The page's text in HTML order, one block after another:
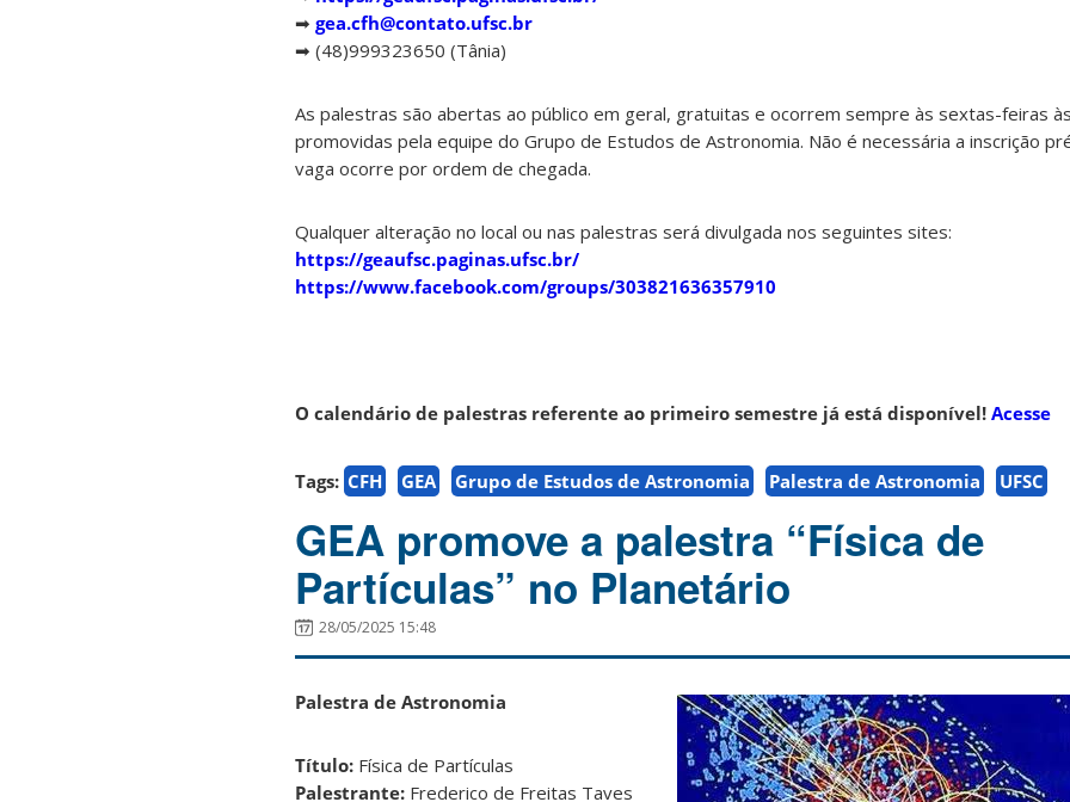
➡ gea.cfh@contato.ufsc.br
➡ (48)999323650 (Tânia)
As palestras são abertas ao público em geral, gratuitas e ocorrem sempre às sextas-feiras
promovidas pela equipe do Grupo de Estudos de Astronomia. Não é necessária a inscrição
vaga ocorre por ordem de chegada.
Qualquer alteração no local ou nas palestras será divulgada nos seguintes sites:
https://geaufsc.paginas.ufsc.br/
https://www.facebook.com/groups/303821636357910
O calendário de palestras referente ao primeiro semestre já está disponível! Acesse
Tags: CFH GEA Grupo de Estudos de Astronomia Palestra de Astronomia UFSC
GEA promove a palestra “Física de
Partículas” no Planetário
28/05/2025 15:48
Palestra de Astronomia
Título: Física de Partículas
Palestrante: Frederico de Freitas Taves